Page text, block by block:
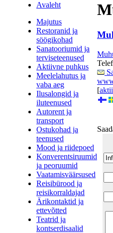
Avaleht
Majutus
Restoranid ja
söögikohad
Sanatooriumid ja
terviseteenused
Aktiivne puhkus
Meelelahutus ja
vaba aeg
Ilusalongid ja
iluteenused
Autorent ja
transport
Ostukohad ja
teenused
Mood ja riidepoed
Konverentsiruumid
ja peoruumid
Vaatamisväärsused
Reisibürood ja
reisikorraldajad
Ärikontaktid ja
ettevõtted
Teatrid ja
kontserdisaalid
[